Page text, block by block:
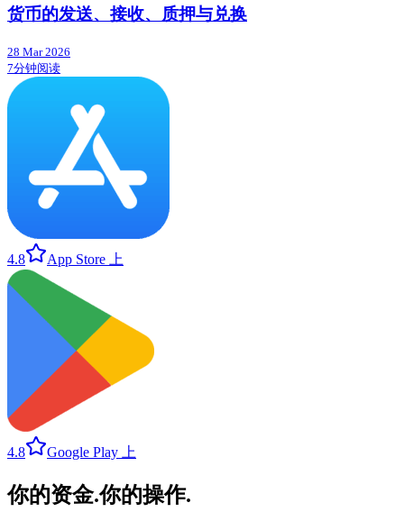
货币的发送、接收、质押与兑换
28 Mar 2026
7分钟阅读
4.8 App Store 上
4.8 Google Play 上
你的资金.你的操作.